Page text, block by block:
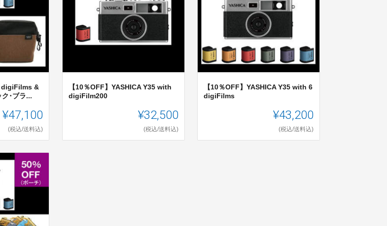
digiFilms &
･ブラ...
¥47,100
(税込/送料込)
【10％OFF】YASHICA Y35 with
digiFilm200
¥32,500
(税込/送料込)
【10％OFF】YASHICA Y35 with 6
digiFilms
¥43,200
(税込/送料込)